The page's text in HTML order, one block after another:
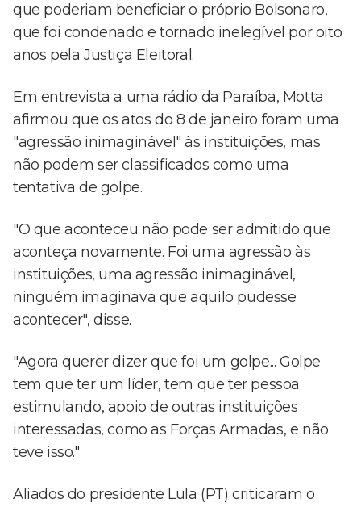
que poderiam beneficiar o próprio Bolsonaro,
que foi condenado e tornado inelegível por oito
anos pela Justiça Eleitoral.
Em entrevista a uma rádio da Paraíba, Motta
afirmou que os atos do 8 de janeiro foram uma
"agressão inimaginável" às instituições, mas
não podem ser classificados como uma
tentativa de golpe.
"O que aconteceu não pode ser admitido que
aconteça novamente. Foi uma agressão às
instituições, uma agressão inimaginável,
ninguém imaginava que aquilo pudesse
acontecer", disse.
"Agora querer dizer que foi um golpe... Golpe
tem que ter um líder, tem que ter pessoa
estimulando, apoio de outras instituições
interessadas, como as Forças Armadas, e não
teve isso."
Aliados do presidente Lula (PT) criticaram o